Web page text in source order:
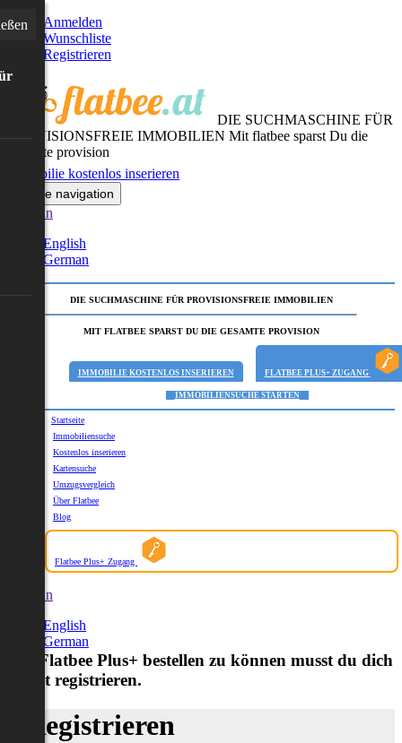
Anmelden
Wunschliste
Registrieren
DIE SUCHMASCHINE FÜR
PROVISIONSFREIE IMMOBILIEN Mit flatbee sparst Du die
gesamte provision
Immobilie kostenlos inserieren
Toggle navigation
German
English
German
DIE SUCHMASCHINE FÜR PROVISIONSFREIE IMMOBILIEN
MIT FLATBEE SPARST DU DIE GESAMTE PROVISION
IMMOBILIE KOSTENLOS INSERIEREN FLATBEE PLUS+ ZUGANG
IMMOBILIENSUCHE STARTEN
Startseite
Immobiliensuche
Kostenlos inserieren
Kartensuche
Umzugsvergleich
Über Flatbee
Blog
Flatbee Plus+ Zugang
German
English
German
Um Flatbee Plus+ bestellen zu können musst du dich
zuerst registrieren.
Registrieren